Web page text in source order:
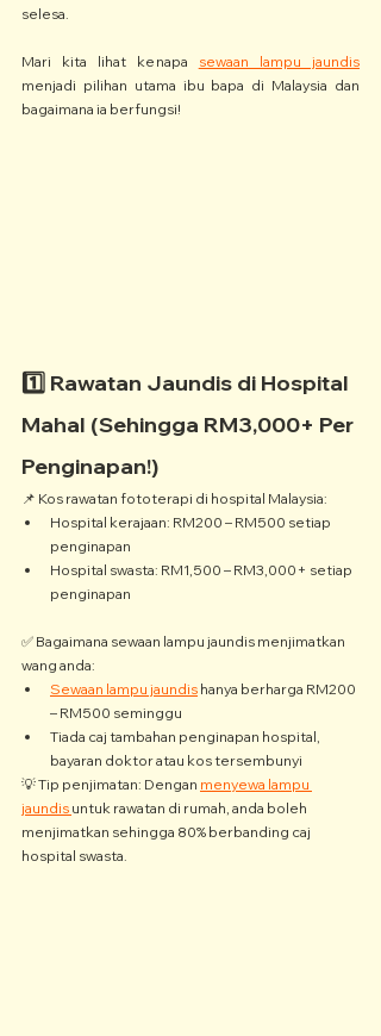
selesa.
Mari kita lihat kenapa sewaan lampu jaundis
menjadi pilihan utama ibu bapa di Malaysia dan
bagaimana ia berfungsi!
1️⃣ Rawatan Jaundis di Hospital
Mahal (Sehingga RM3,000+ Per
Penginapan!)
📌 Kos rawatan fototerapi di hospital Malaysia:
Hospital kerajaan: RM200 – RM500 setiap
penginapan
Hospital swasta: RM1,500 – RM3,000+ setiap
penginapan
✅ Bagaimana sewaan lampu jaundis menjimatkan
wang anda:
Sewaan lampu jaundis hanya berharga RM200
– RM500 seminggu
Tiada caj tambahan penginapan hospital,
bayaran doktor atau kos tersembunyi
💡 Tip penjimatan: Dengan menyewa lampu
jaundis untuk rawatan di rumah, anda boleh
menjimatkan sehingga 80% berbanding caj
hospital swasta.